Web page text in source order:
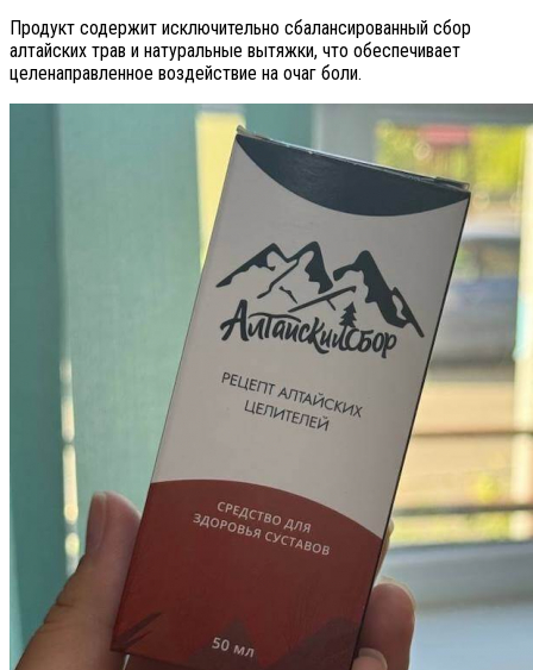
Продукт содержит исключительно сбалансированный сбор
алтайских трав и натуральные вытяжки, что обеспечивает
целенаправленное воздействие на очаг боли.